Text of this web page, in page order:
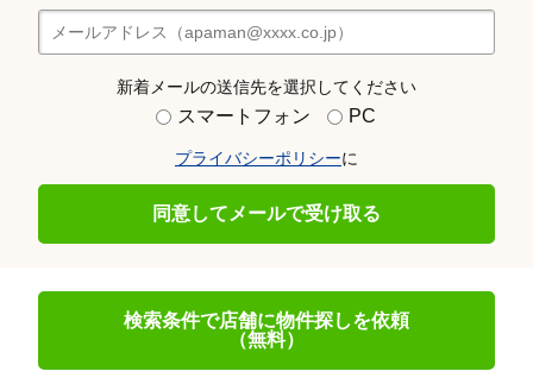
新着メールの送信先を選択してください
スマートフォン PC
プライバシーポリシーに
同意してメールで受け取る
検索条件で店舗に物件探しを依頼
（無料）